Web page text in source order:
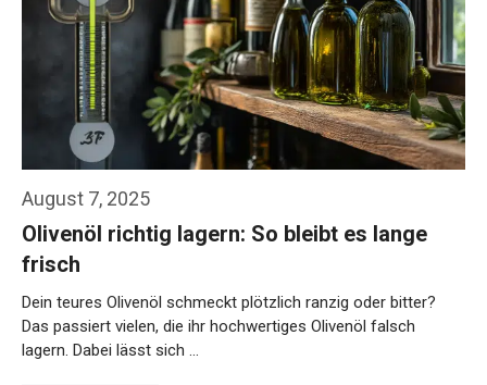
August 7, 2025
Olivenöl richtig lagern: So bleibt es lange
frisch
Dein teures Olivenöl schmeckt plötzlich ranzig oder bitter?
Das passiert vielen, die ihr hochwertiges Olivenöl falsch
lagern. Dabei lässt sich …